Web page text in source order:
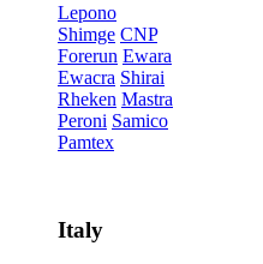
Lepono
Shimge CNP
Forerun Ewara
Ewacra Shirai
Rheken Mastra
Peroni Samico
Pamtex
Italy